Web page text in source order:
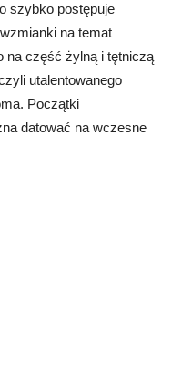
szybko postępuje
na temat
na część żylną i tętniczą
utalentowanego
Początki
datować na wczesne